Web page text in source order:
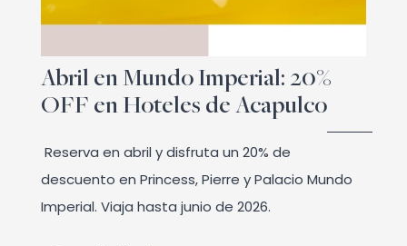
Abril en Mundo Imperial: 20%
OFF en Hoteles de Acapulco
Reserva en abril y disfruta un 20% de
descuento en Princess, Pierre y Palacio Mundo
Imperial. Viaja hasta junio de 2026.